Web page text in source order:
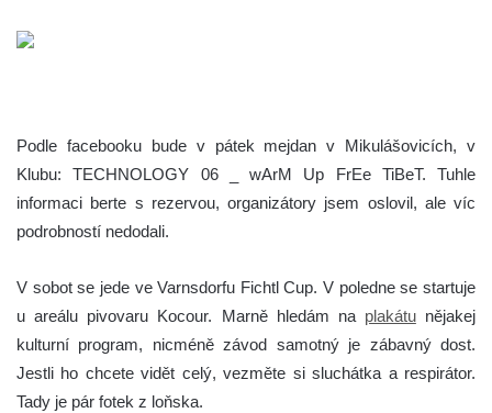
Podle facebooku bude v pátek mejdan v Mikulášovicích, v
Klubu: TECHNOLOGY 06 _ wArM Up FrEe TiBeT. Tuhle
informaci berte s rezervou, organizátory jsem oslovil, ale víc
podrobností nedodali.
V sobot se jede ve Varnsdorfu Fichtl Cup. V poledne se startuje
u areálu pivovaru Kocour. Marně hledám na plakátunějakej
kulturní program, nicméně závod samotný je zábavný dost.
Jestli ho chcete vidět celý, vezměte si sluchátka a respirátor.
Tady je pár fotek z loňska.